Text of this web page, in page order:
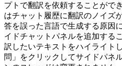
プトで翻訳を依頼することがで
はチャット履歴に翻訳のノイズ
答を誤った言語で生成する原因
イドチャットパネルを追加する
訳したいテキストをハイライト
問」をクリックしてサイドパネ